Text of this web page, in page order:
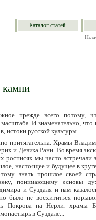
Каталог статей
камни
прежде всего потому,
масштаба. И знаменательно,
истоки русской культуры.
притягательна. Храмы
и Девика Рани. Во время
росписях мы часто
настоящее и будущее в
знать прошлое своей
понимающему основы
и Суздаля и нам
было не восхититься
Покрова на Нерли, храмы
в Суздале...